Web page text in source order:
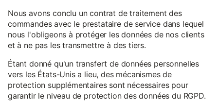
Nous avons conclu un contrat de traitement des
commandes avec le prestataire de service dans lequel
nous l'obligeons à protéger les données de nos clients
et à ne pas les transmettre à des tiers.
Étant donné qu'un transfert de données personnelles
vers les États-Unis a lieu, des mécanismes de
protection supplémentaires sont nécessaires pour
garantir le niveau de protection des données du RGPD.